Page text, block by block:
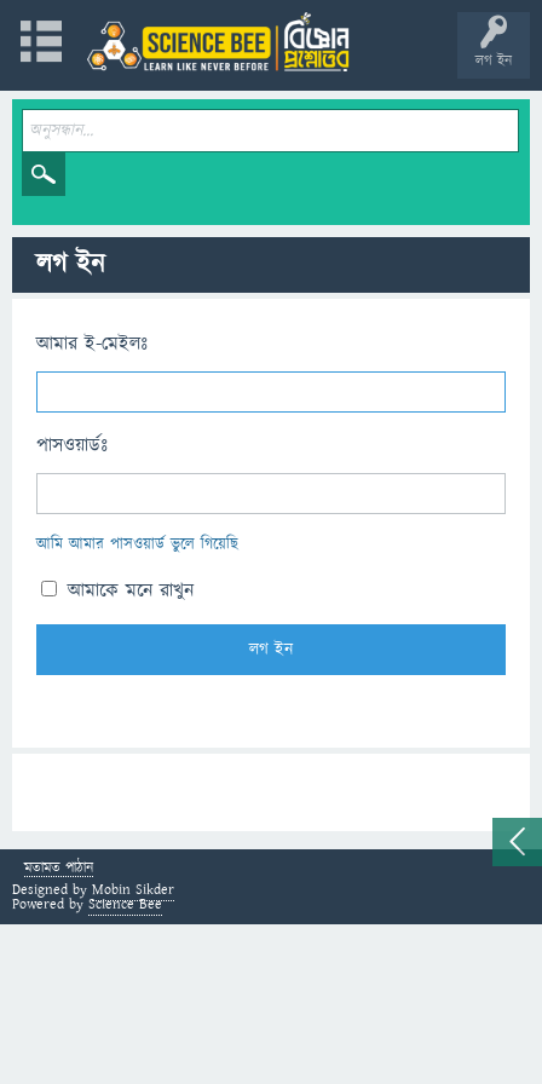
লগ ইন
লগ ইন
আমার ই-মেইলঃ
পাসওয়ার্ডঃ
আমি আমার পাসওয়ার্ড ভুলে গিয়েছি
আমাকে মনে রাখুন
মতামত পাঠান
Designed by Mobin Sikder
Powered by Science Bee